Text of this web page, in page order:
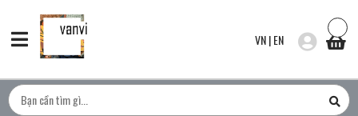
VN|EN